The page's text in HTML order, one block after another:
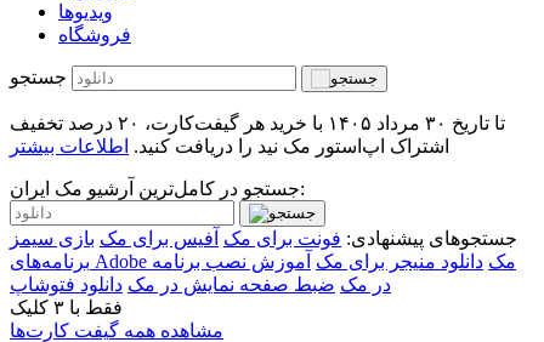
ویدیو‌ها
فروشگاه
جستجو
تا تاریخ ۳۰ مرداد ۱۴۰۵ با خرید هر گیفت‌کارت، ۲۰ درصد تخفیف
اشتراک اپ‌استور مک نید را دریافت کنید. اطلاعات بیشتر
جستجو در کامل‌ترین آرشیو مک ایران:
جستجوهای پیشنهادی: فونت برای مک آفیس برای مک بازی سیمز
برنامه‌های Adobe مک دانلود منیجر برای مک آموزش نصب برنامه
در مک ضبط صفحه نمایش در مک دانلود فتوشاپ
فقط با ۳ کلیک
مشاهده همه گیفت کارت‌ها